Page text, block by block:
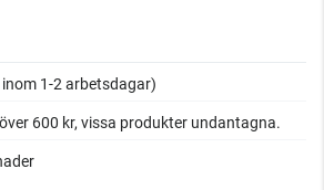
inom 1-2 arbetsdagar)
600 kr, vissa produkter undantagna.